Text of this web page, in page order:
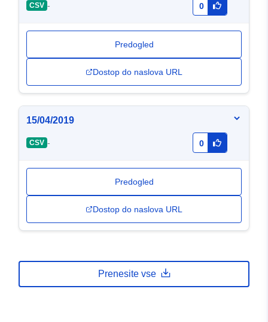
CSV - 0
Predogled
Dostop do naslova URL
15/04/2019
CSV - 0
Predogled
Dostop do naslova URL
Prenesite vse